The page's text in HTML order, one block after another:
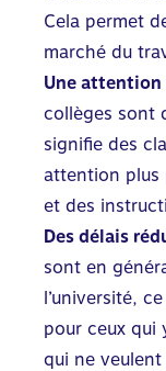
Cela permet
marché du
Une attention
collèges sont
signifie des
attention plus
et des
Des délais
sont en
l’université,
pour ceux qui
qui ne